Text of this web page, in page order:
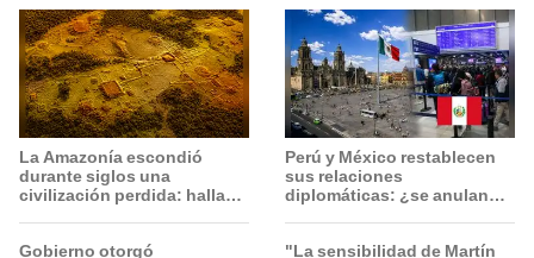
La Amazonía escondió
durante siglos una
civilización perdida: hallan
que podrían cambiar su
Gobierno otorgó
Perú y México restablecen
sus relaciones
diplomáticas: ¿se anulan
"La sensibilidad de Martín